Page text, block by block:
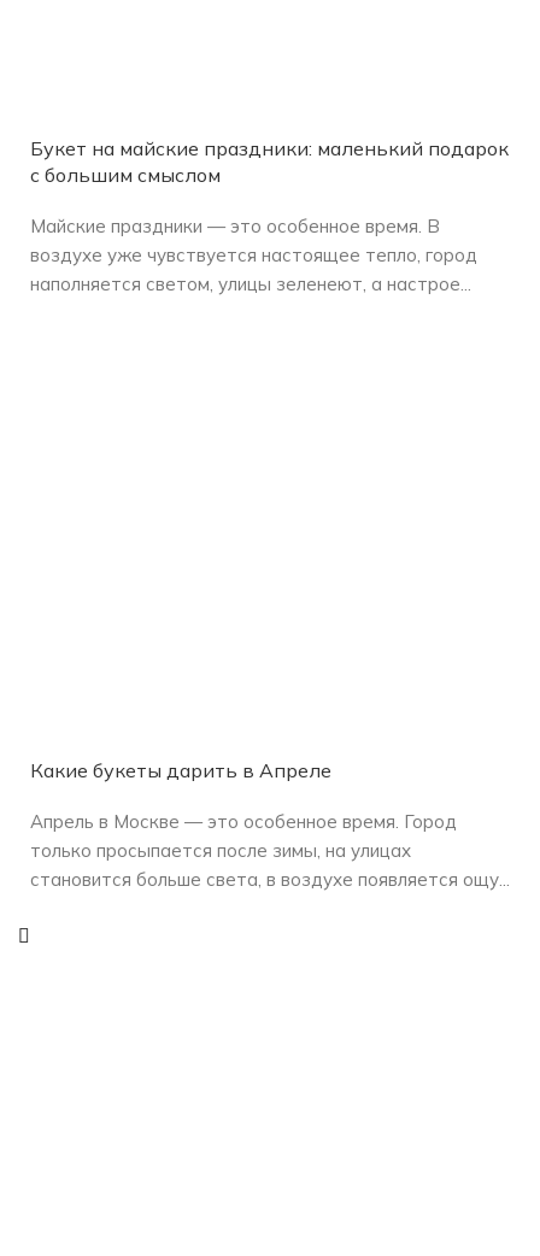
Букет на майские праздники: маленький подарок
с большим смыслом
Майские праздники — это особенное время. В
воздухе уже чувствуется настоящее тепло, город
наполняется светом, улицы зеленеют, а настрое...
Какие букеты дарить в Апреле
Апрель в Москве — это особенное время. Город
только просыпается после зимы, на улицах
становится больше света, в воздухе появляется ощу...